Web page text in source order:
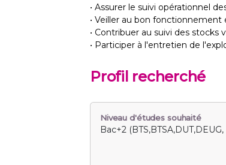
• Assurer le suivi opérationnel
• Veiller au bon
• Contribuer au suivi des stocks
• Participer à l'entretien de
Profil recherché
Niveau d'études souhaité
Bac+2 (BTS,BTSA,DUT,DEUG,